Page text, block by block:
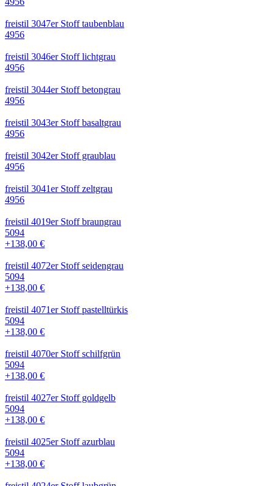
freistil 3047er Stoff taubenblau
4956
freistil 3046er Stoff lichtgrau
4956
freistil 3044er Stoff betongrau
4956
freistil 3043er Stoff basaltgrau
4956
freistil 3042er Stoff graublau
4956
freistil 3041er Stoff zeltgrau
4956
freistil 4019er Stoff braungrau
5094
+138,00 €
freistil 4072er Stoff seidengrau
5094
+138,00 €
freistil 4071er Stoff pastelltürkis
5094
+138,00 €
freistil 4070er Stoff schilfgrün
5094
+138,00 €
freistil 4027er Stoff goldgelb
5094
+138,00 €
freistil 4025er Stoff azurblau
5094
+138,00 €